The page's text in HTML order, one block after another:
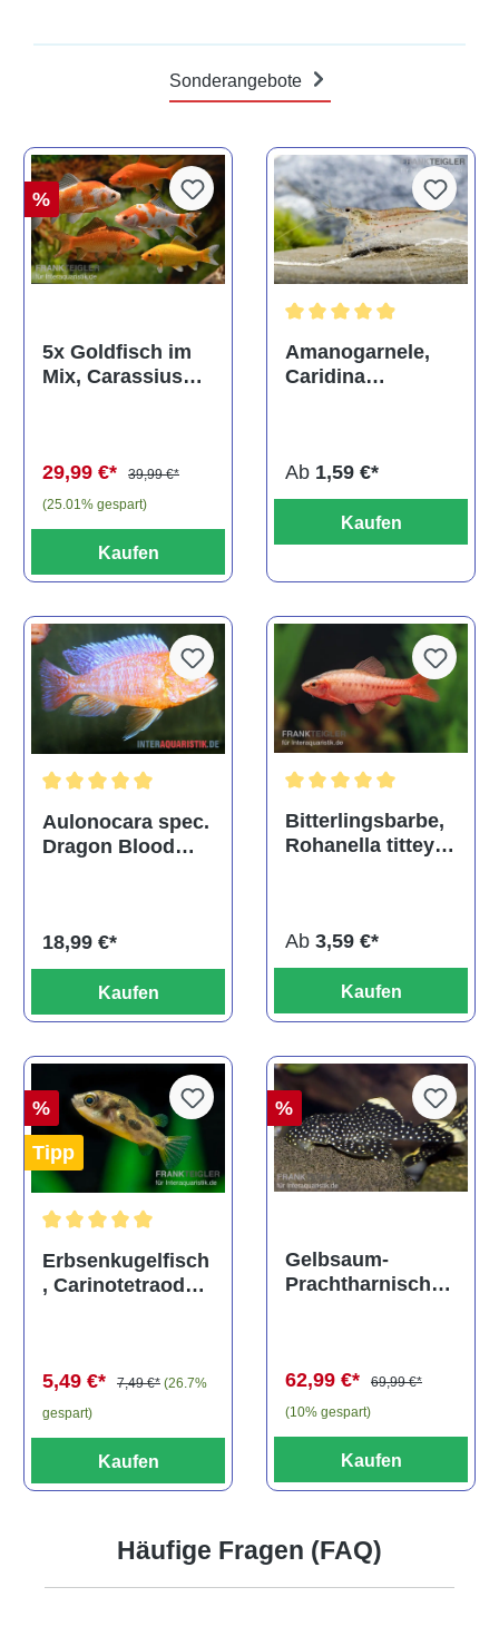
Sonderangebote
%
5x Goldfisch im
Mix, Carassius
29,99 €*
39,99 €*
(25.01% gespart)
Kaufen
Amanogarnele,
Caridina
Ab 1,59 €*
Kaufen
Durchschnittliche Bewertung von 5 von 5 Sternen
Aulonocara spec.
Dragon Blood
18,99 €*
Kaufen
Bitterlingsbarbe,
Rohanella titteya,
Ab 3,59 €*
Kaufen
%
Tipp
Durchschnittliche Bewertung von 5 von 5 Sternen
Erbsenkugelfisch
, Carinotetraodon
5,49 €* 7,49 €* (26.7%
gespart)
Kaufen
%
Gelbsaum-
Prachtharnischw
62,99 €*
69,99 €*
(10% gespart)
Kaufen
Häufige Fragen (FAQ)